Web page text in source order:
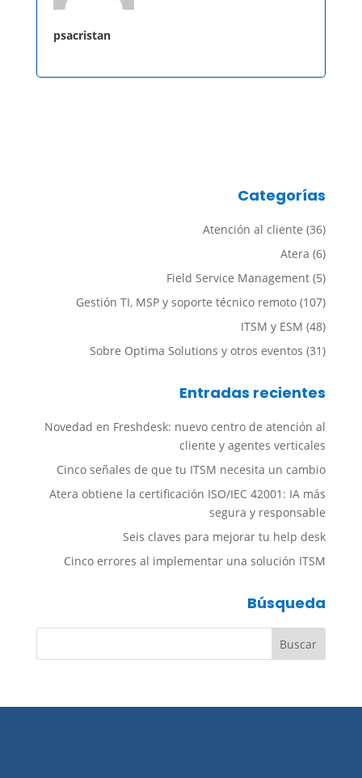
psacristan
Categorías
Atención al cliente (36)
Atera (6)
Field Service Management (5)
Gestión TI, MSP y soporte técnico remoto (107)
ITSM y ESM (48)
Sobre Optima Solutions y otros eventos (31)
Entradas recientes
Novedad en Freshdesk: nuevo centro de atención al
cliente y agentes verticales
Cinco señales de que tu ITSM necesita un cambio
Atera obtiene la certificación ISO/IEC 42001: IA más
segura y responsable
Seis claves para mejorar tu help desk
Cinco errores al implementar una solución ITSM
Búsqueda